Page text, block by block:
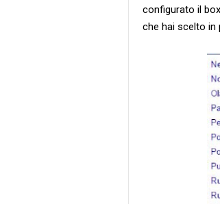
configurato il
che hai scelto in